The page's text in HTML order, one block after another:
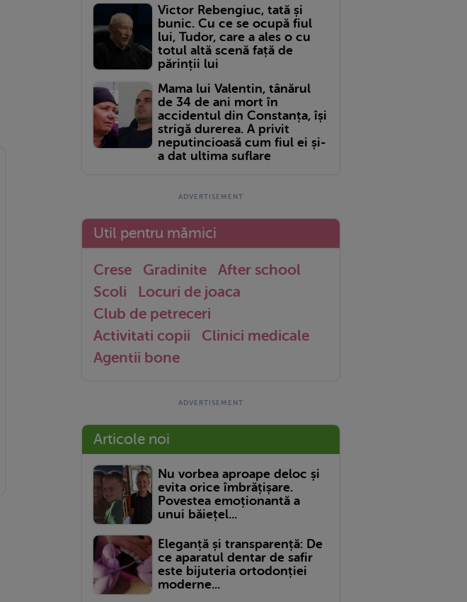
Victor Rebengiuc, tată și
bunic. Cu ce se ocupă fiul
lui, Tudor, care a ales o cu
totul altă scenă față de
părinții lui
Mama lui Valentin, tânărul
de 34 de ani mort în
accidentul din Constanța, își
strigă durerea. A privit
neputincioasă cum fiul ei și-
a dat ultima suflare
Util pentru mămici
Crese Gradinite
After school
Scoli
Locuri de joaca
Club de petreceri
Activitati copii
Clinici medicale
Agentii bone
Articole noi
Nu vorbea aproape deloc și
evita orice îmbrățișare.
Povestea emoționantă a
unui băiețel...
Eleganță și transparență: De
ce aparatul dentar de safir
este bijuteria ortodonției
moderne...